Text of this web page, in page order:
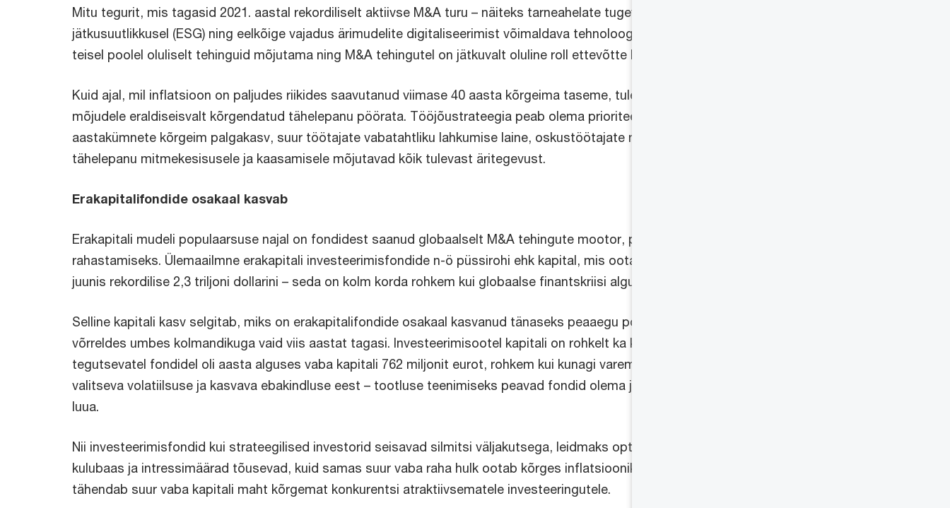
Mitu tegurit, mis tagasid 2021. aastal rekordiliselt aktiivse M&A turu – näiteks tarneahelate tugevdamine, portfelli optimeerimine, fookus
jätkusuutlikkusel (ESG) ning eelkõige vajadus ärimudelite digitaliseerimist võimaldava tehnoloogia järele – jäävad ka käimasoleva aasta
teisel poolel oluliselt tehinguid mõjutama ning M&A tehingutel on jätkuvalt oluline roll ettevõtte kasvustrateegiates.
Kuid ajal, mil inflatsioon on paljudes riikides saavutanud viimase 40 aasta kõrgeima taseme, tuleks due diligence’i analüüsi käigus selle
mõjudele eraldiseisvalt kõrgendatud tähelepanu pöörata. Tööjõustrateegia peab olema prioriteediks kõigi tehingute puhul, kuna
aastakümnete kõrgeim palgakasv, suur töötajate vabatahtliku lahkumise laine, oskustöötajate nappus ning huvirühmade järjest suurem
tähelepanu mitmekesisusele ja kaasamisele mõjutavad kõik tulevast äritegevust.
Erakapitalifondide osakaal kasvab
Erakapitali mudeli populaarsuse najal on fondidest saanud globaalselt M&A tehingute mootor, pakkudes rohkesti ressursse tehingute
rahastamiseks. Ülemaailmne erakapitali investeerimisfondide n-ö püssirohi ehk kapital, mis ootab investeerimist, ulatus 2022. aasta
juunis rekordilise 2,3 triljoni dollarini – seda on kolm korda rohkem kui globaalse finantskriisi alguses.
Selline kapitali kasv selgitab, miks on erakapitalifondide osakaal kasvanud tänaseks peaaegu pooleni M&A tehingute koguväärtusest,
võrreldes umbes kolmandikuga vaid viis aastat tagasi. Investeerimisootel kapitali on rohkelt ka kohalikul turul – Eestis aktiivselt
tegutsevatel fondidel oli aasta alguses vaba kapitali 762 miljonit eurot, rohkem kui kunagi varem. Kuid ka fondid ei ole kaitstud turul
valitseva volatiilsuse ja kasvava ebakindluse eest – tootluse teenimiseks peavad fondid olema järjest leidlikumad, et portfellis väärtust
luua.
Nii investeerimisfondid kui strateegilised investorid seisavad silmitsi väljakutsega, leidmaks optimaalne lähenemine olukorras, mil
kulubaas ja intressimäärad tõusevad, kuid samas suur vaba raha hulk ootab kõrges inflatsioonikeskkonnas tootluse teenimist. Teisalt
tähendab suur vaba kapitali maht kõrgemat konkurentsi atraktiivsematele investeeringutele.